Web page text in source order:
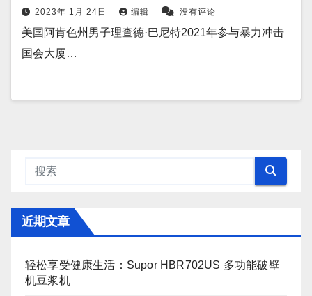
2023年 1月 24日 编辑 没有评论
美国阿肯色州男子理查德·巴尼特2021年参与暴力冲击
国会大厦…
近期文章
轻松享受健康生活：Supor HBR702US 多功能破壁
机豆浆机